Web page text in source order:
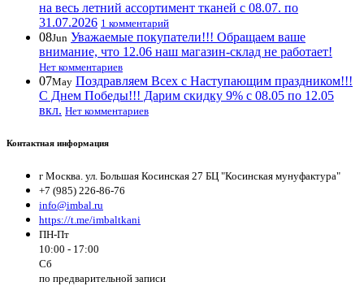
на весь летний ассортимент тканей с 08.07. по
31.07.2026 1 комментарий
08Jun Уважаемые покупатели!!! Обращаем ваше
внимание, что 12.06 наш магазин-склад не работает!
Нет комментариев
07May Поздравляем Всех с Наступающим праздником!!!
С Днем Победы!!! Дарим скидку 9% с 08.05 по 12.05
вкл. Нет комментариев
Контактная информация
г Москва. ул. Большая Косинская 27 БЦ "Косинская мунуфактура"
+7 (985) 226-86-76
info@imbal.ru
https://t.me/imbaltkani
ПН-Пт
10:00 - 17:00
Сб
по предварительной записи